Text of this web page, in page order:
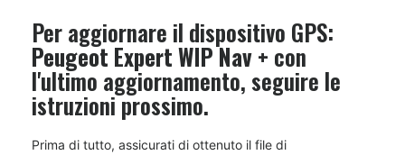
Per aggiornare il dispositivo GPS:
Peugeot Expert WIP Nav + con
l'ultimo aggiornamento, seguire le
istruzioni prossimo.
Prima di tutto, assicurati di ottenuto il file di